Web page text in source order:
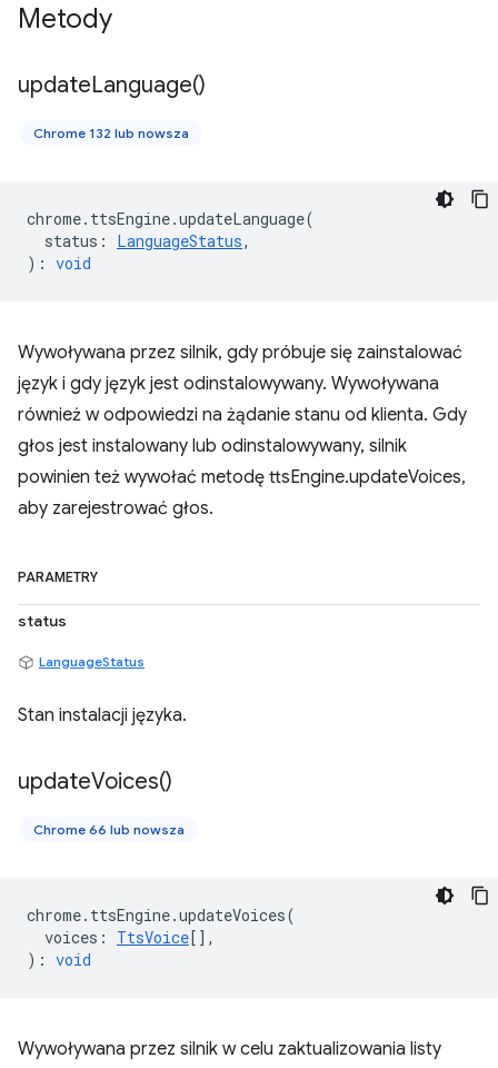
Metody
updateLanguage()
Chrome 132 lub nowsza
chrome. ttsEngine.updateLanguage(
status : LanguageStatus,
) : void
Wywoływana przez silnik, gdy próbuje się zainstalować
język i gdy język jest odinstalowywany. Wywoływana
również w odpowiedzi na żądanie stanu od klienta. Gdy
głos jest instalowany lub odinstalowywany, silnik
powinien też wywołać metodę ttsEngine.updateVoices,
aby zarejestrować głos.
PARAMETRY
status
LanguageStatus
Stan instalacji języka.
updateVoices()
Chrome 66 lub nowsza
chrome. ttsEngine.updateVoices(
voices : TtsVoice[],
) : void
Wywoływana przez silnik w celu zaktualizowania listy